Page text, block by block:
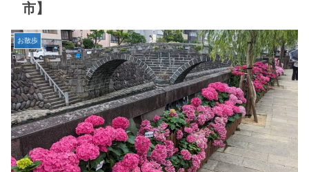
市】
お散歩